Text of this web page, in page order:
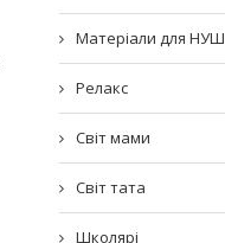
Матеріали для НУШ
Релакс
Світ мами
Світ тата
Школярі